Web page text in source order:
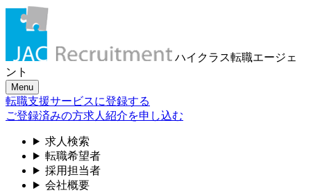
ハイクラス転職エージェ
ント
Menu
転職支援サービスに登録する
ご登録済みの方求人紹介を申し込む
求人検索
転職希望者
採用担当者
会社概要